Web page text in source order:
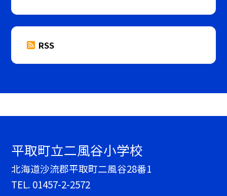
RSS
平取町立二風谷小学校
北海道沙流郡平取町二風谷28番1
TEL. 01457-2-2572